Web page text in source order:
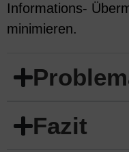
Informations-
minimieren.
Fazit